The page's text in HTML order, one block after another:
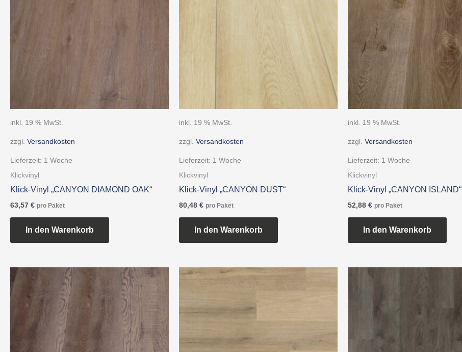
inkl. 19 % MwSt.
zzgl. Versandkosten
Lieferzeit: 1 Woche
Klickvinyl
Klick-Vinyl „CANYON DIAMOND OAK“
63,57 € pro Paket
In den Warenkorb
inkl. 19 % MwSt.
zzgl. Versandkosten
Lieferzeit: 1 Woche
Klickvinyl
Klick-Vinyl „CANYON DUST“
80,48 € pro Paket
In den Warenkorb
inkl. 19 % MwSt.
zzgl. Versandkosten
Lieferzeit: 1 Woche
Klickvinyl
Klick-Vinyl „CANYON ISLAND“
52,88 € pro Paket
In den Warenkorb